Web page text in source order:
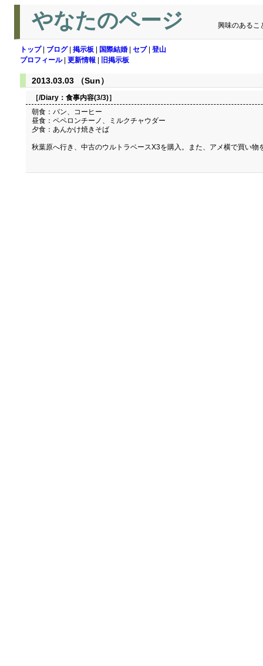
やなたのページ 興味のあるこ
トップ| ブログ| 掲示板 国際結婚 セブ| 登山
プロフィール| 更新情報 旧掲示板
2013.03.03 （Sun）
［/Diary： 食事内容(3/3)］
朝食：パン、コーヒー
昼食：ペペロンチーノ、ミルクチャウダー
夕食：あんかけ焼きそば
秋葉原へ行き、中古のウルトラベースX3を購入。また、アメ横で買い物